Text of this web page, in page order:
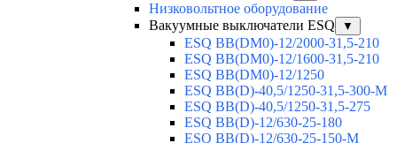
Низковольтное оборудование
Вакуумные выключатели ESQ
▼
ESQ ВВ(DM0)-12/2000-31,5-210
ESQ ВВ(DM0)-12/1600-31,5-210
ESQ ВВ(DM0)-12/1250
ESQ ВВ(D)-40,5/1250-31,5-300-М
ESQ ВВ(D)-40,5/1250-31,5-275
ESQ ВВ(D)-12/630-25-180
ESQ ВВ(D)-12/630-25-150-М